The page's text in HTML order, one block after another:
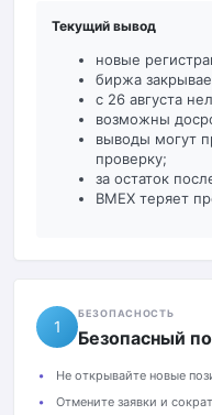
Текущий вывод
новые
биржа
с 26 августа
возможны
выводы могут
проверку;
за остаток
BMEX теряет
1
БЕЗОПАСНОСТЬ
Безопасный
Не открывайте новые
Отмените заявки и